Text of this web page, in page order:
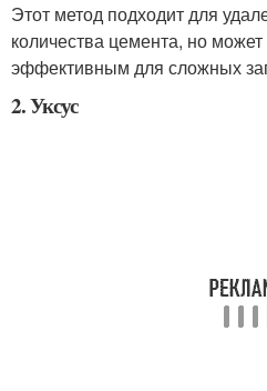
Этот метод подходит для
количества цемента, но
эффективным для сложных
2. Уксус